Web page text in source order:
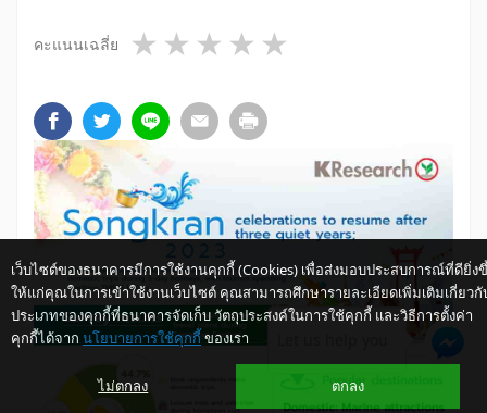
คะแนนเฉลี่ย 4 stars
3 stars
2 stars
1 star
เว็บไซต์ของธนาคารมีการใช้งานคุกกี้ (Cookies) เพื่อส่งมอบประสบการณ์ที่ดียิ่ง
ให้แก่คุณในการเข้าใช้งานเว็บไซต์ คุณสามารถศึกษารายละเอียดเพิ่มเติมเกี่ยวกั
ประเภทของคุกกี้ที่ธนาคารจัดเก็บ วัตถุประสงค์ในการใช้คุกกี้ และวิธีการตั้งค่า
คุกกี้ได้จาก นโยบายการใช้คุกกี้ ของเรา
ไม่ตกลง ตกลง